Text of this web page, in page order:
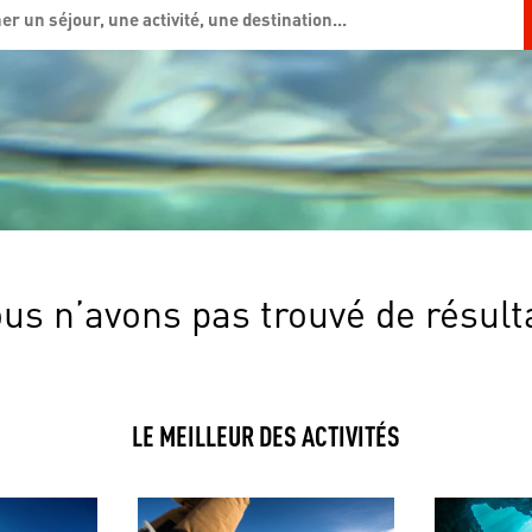
n’avons pas trouvé de
LE MEILLEUR DES ACTIVITÉS